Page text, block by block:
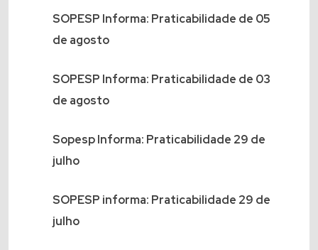
SOPESP Informa: Praticabilidade de 05
de agosto
SOPESP Informa: Praticabilidade de 03
de agosto
Sopesp Informa: Praticabilidade 29 de
julho
SOPESP informa: Praticabilidade 29 de
julho